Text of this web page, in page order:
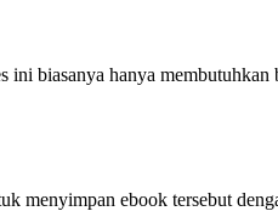
biasanya hanya
menyimpan ebook tersebut